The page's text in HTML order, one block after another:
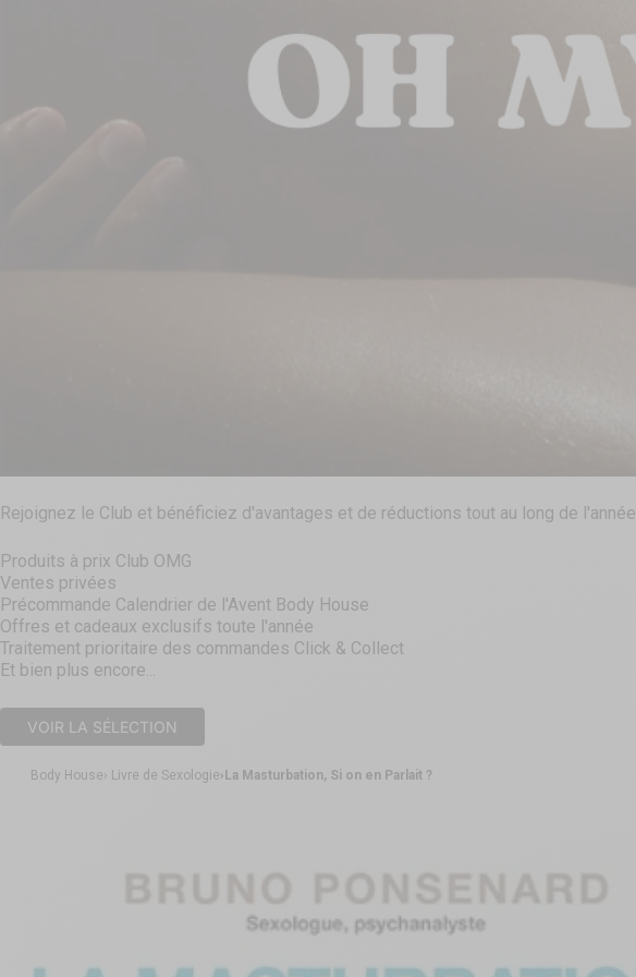
Rejoignez le Club et bénéficiez d'avantages et de réductions tout au long de l'année
Produits à prix Club OMG
Ventes privées
Précommande Calendrier de l'Avent Body House
Offres et cadeaux exclusifs toute l'année
Traitement prioritaire des commandes Click & Collect
Et bien plus encore...
VOIR LA SÉLECTION
Body House Livre de Sexologie La Masturbation, Si on en Parlait ?